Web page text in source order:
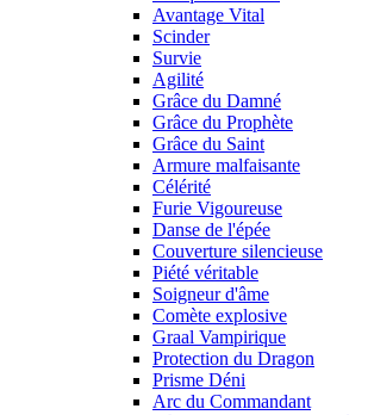
Avantage Vital
Scinder
Survie
Agilité
Grâce du Damné
Grâce du Prophète
Grâce du Saint
Armure malfaisante
Célérité
Furie Vigoureuse
Danse de l'épée
Couverture silencieuse
Piété véritable
Soigneur d'âme
Comète explosive
Graal Vampirique
Protection du Dragon
Prisme Déni
Arc du Commandant